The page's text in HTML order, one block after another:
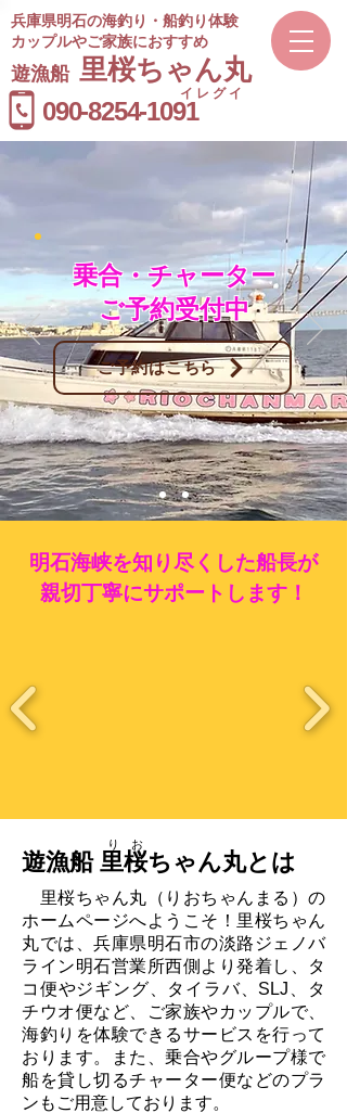
イレグイ
兵庫県明石の海釣り・船釣り体験
カップルやご家族におすすめ
090-8254-1091
遊漁船 ​里桜ちゃん丸
乗合・チャーター
ご予約受付中
ご予約はこちら
明石海峡を知り尽くした船長が
親切丁寧にサポートします！
り お
​遊漁船 里桜ちゃん丸とは
里桜ちゃん丸（りおちゃんまる）の
ホームページへようこそ！里桜ちゃん
丸では、兵庫県明石市の淡路ジェノバ
ライン明石営業所西側より発着し、タ
コ便やジギング、タイラバ、SLJ、タ
チウオ便など、ご家族やカップルで、
海釣りを体験できるサービスを行って
おります。また、乗合やグループ様で
船を貸し切るチャーター便などのプラ
ンもご用意しております。